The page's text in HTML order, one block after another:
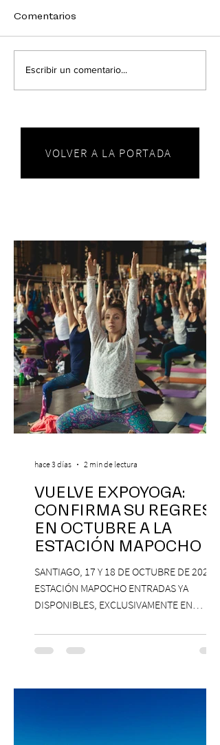
Comentarios
Escribir un comentario...
VOLVER A LA PORTADA
VUELVE EXPOYOGA:
CONFIRMA SU REGRESO
EN OCTUBRE A LA
ESTACIÓN MAPOCHO
SANTIAGO, 17 Y 18 DE OCTUBRE DE 2026,
ESTACIÓN MAPOCHO ENTRADAS YA
DISPONIBLES, EXCLUSIVAMENTE EN
con una edición renovada que reunirá
yoga, bienestar y vida consciente, con la
Antonella Orsini, Yoga Woman y más
hace 3 días 2 min de lectura